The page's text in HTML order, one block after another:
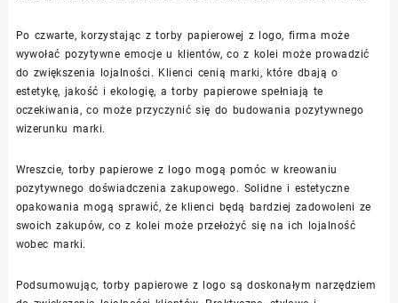
Po czwarte, korzystając z torby papierowej z logo, firma może
wywołać pozytywne emocje u klientów, co z kolei może prowadzić
do zwiększenia lojalności. Klienci cenią marki, które dbają o
estetykę, jakość i ekologię, a torby papierowe spełniają te
oczekiwania, co może przyczynić się do budowania pozytywnego
wizerunku marki.
Wreszcie, torby papierowe z logo mogą pomóc w kreowaniu
pozytywnego doświadczenia zakupowego. Solidne i estetyczne
opakowania mogą sprawić, że klienci będą bardziej zadowoleni ze
swoich zakupów, co z kolei może przełożyć się na ich lojalność
wobec marki.
Podsumowując, torby papierowe z logo są doskonałym narzędziem